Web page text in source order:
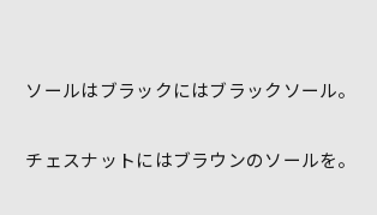
ソールはブラックにはブラックソール。
チェスナットにはブラウンのソールを。